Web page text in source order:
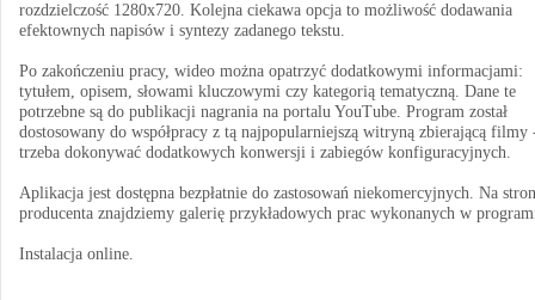
rozdzielczość 1280x720. Kolejna ciekawa opcja to możliwość dodawania
efektownych napisów i syntezy zadanego tekstu.
Po zakończeniu pracy, wideo można opatrzyć dodatkowymi informacjami:
tytułem, opisem, słowami kluczowymi czy kategorią tematyczną. Dane te
potrzebne są do publikacji nagrania na portalu YouTube. Program został
dostosowany do współpracy z tą najpopularniejszą witryną zbierającą filmy
trzeba dokonywać dodatkowych konwersji i zabiegów konfiguracyjnych.
Aplikacja jest dostępna bezpłatnie do zastosowań niekomercyjnych. Na
producenta znajdziemy galerię przykładowych prac wykonanych w
Instalacja online.